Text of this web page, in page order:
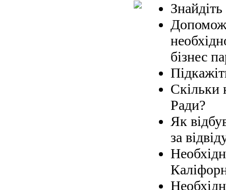
бізнес
Скільки
Ради?
Як
за